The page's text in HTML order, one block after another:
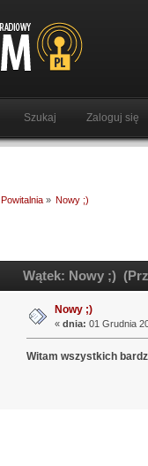
Szukaj Zaloguj się
Powitalnia» Nowy ;)
Wątek: Nowy ;)
Nowy ;)
« dnia: 01 Grudnia
Witam wszystkich